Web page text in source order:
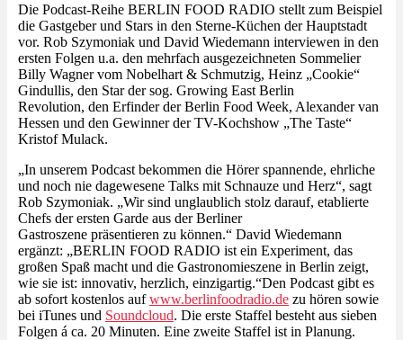
Die Podcast-Reihe BERLIN FOOD RADIO stellt zum Beispiel
die Gastgeber und Stars in den Sterne-Küchen der Hauptstadt
vor. Rob Szymoniak und David Wiedemann interviewen in den
ersten Folgen u.a. den mehrfach ausgezeichneten Sommelier
Billy Wagner vom Nobelhart & Schmutzig, Heinz „Cookie“
Gindullis, den Star der sog. Growing East Berlin
Revolution, den Erfinder der Berlin Food Week, Alexander van
Hessen und den Gewinner der TV-Kochshow „The Taste“
Kristof Mulack.
„In unserem Podcast bekommen die Hörer spannende, ehrliche
und noch nie dagewesene Talks mit Schnauze und Herz“, sagt
Rob Szymoniak. „Wir sind unglaublich stolz darauf, etablierte
Chefs der ersten Garde aus der Berliner
Gastroszene präsentieren zu können.“ David Wiedemann
ergänzt: „BERLIN FOOD RADIO ist ein Experiment, das
großen Spaß macht und die Gastronomieszene in Berlin zeigt,
wie sie ist: innovativ, herzlich, einzigartig.“Den Podcast gibt es
ab sofort kostenlos aufwww.berlinfoodradio.de zu hören sowie
bei iTunes und Soundcloud. Die erste Staffel besteht aus sieben
Folgen á ca. 20 Minuten. Eine zweite Staffel ist in Planung.